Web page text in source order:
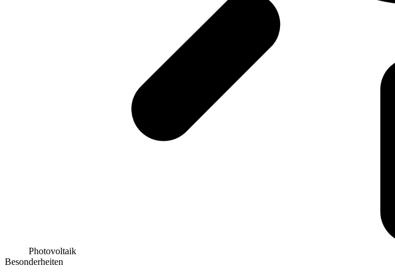
Photovoltaik
Besonderheiten